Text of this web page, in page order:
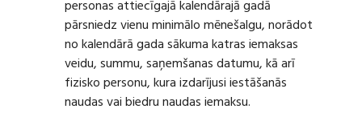
personas attiecīgajā kalendārajā gadā
pārsniedz vienu minimālo mēnešalgu, norādot
no kalendārā gada sākuma katras iemaksas
veidu, summu, saņemšanas datumu, kā arī
fizisko personu, kura izdarījusi iestāšanās
naudas vai biedru naudas iemaksu.